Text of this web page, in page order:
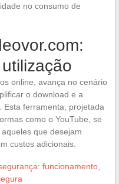
no consumo de
online, avança no cenário
o download e a
ferramenta, projetada
como o YouTube, se
que desejam
custos adicionais.
funcionamento,